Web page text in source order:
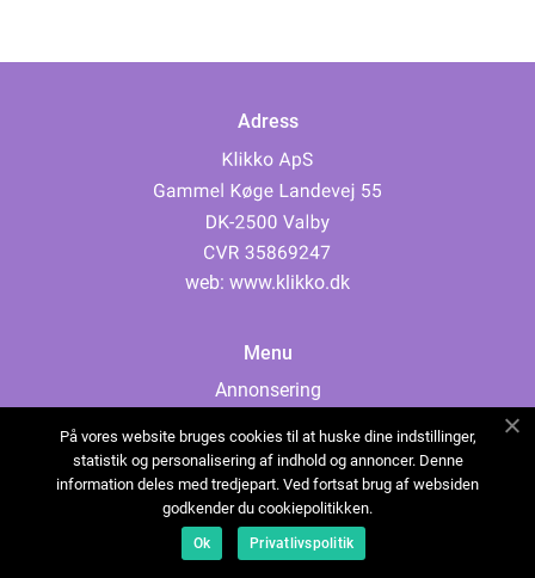
Adress
web: www.klikko.dk
Menu
Annonsering
Cookies
Kontakta oss
Sitemap
På vores website bruges cookies til at huske dine indstillinger,
statistik og personalisering af indhold og annoncer. Denne
information deles med tredjepart. Ved fortsat brug af websiden
godkender du cookiepolitikken.
Ok Privatlivspolitik